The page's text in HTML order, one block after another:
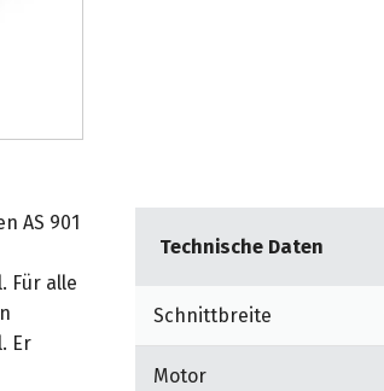
AS 901
Für alle
Er
Technische Daten
Schnittbreite
Motor